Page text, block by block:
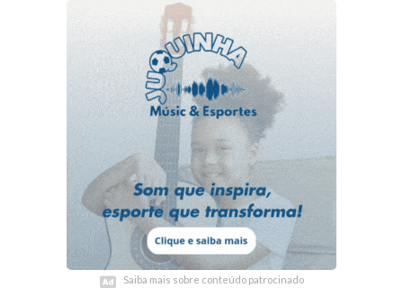
Saiba mais sobre conteúdo patrocinado
Saiba mais sobre conteúdo patrocinado